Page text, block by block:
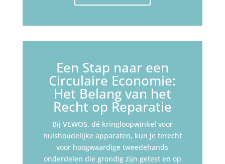
Een Stap naar een
Circulaire Economie:
Het Belang van het
Recht op Reparatie
Bij VEWOS, dé kringloopwinkel voor
huishoudelijke apparaten, kun je terecht
voor hoogwaardige tweedehands
onderdelen die grondig zijn getest en op